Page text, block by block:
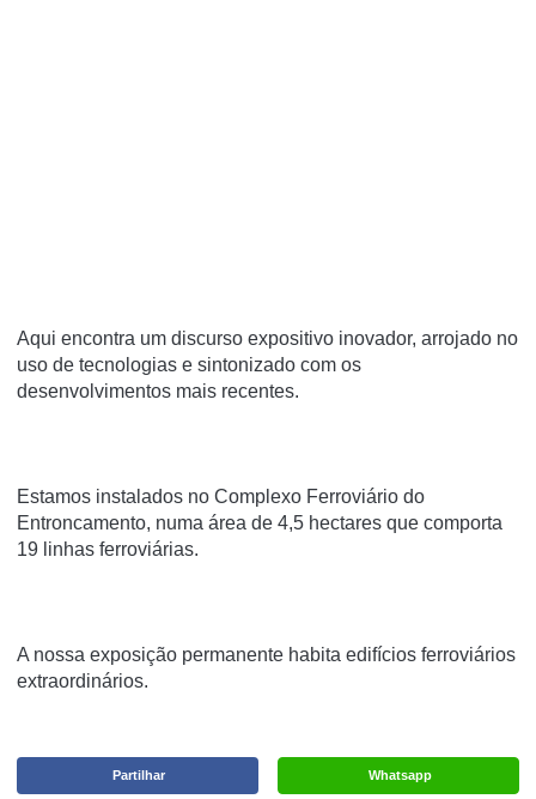
Aqui encontra um discurso expositivo inovador, arrojado no
uso de tecnologias e sintonizado com os
desenvolvimentos mais recentes.
Estamos instalados no Complexo Ferroviário do
Entroncamento, numa área de 4,5 hectares que comporta
19 linhas ferroviárias.
A nossa exposição permanente habita edifícios ferroviários
extraordinários.
Whatsapp
Partilhar